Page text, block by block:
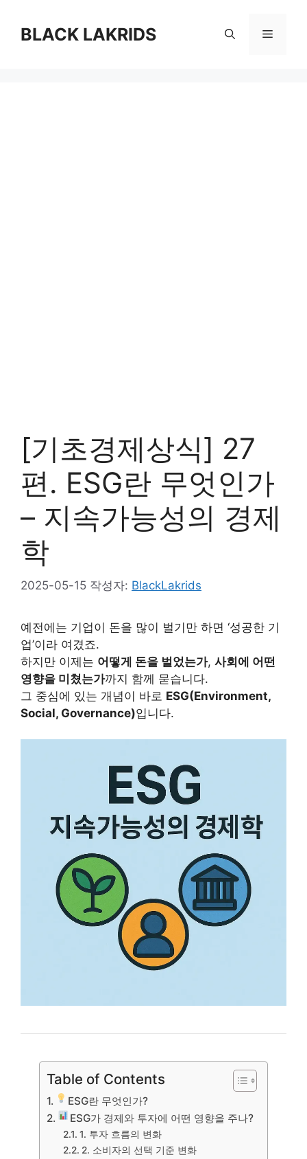
BLACK LAKRIDS 메
[기초경제상식] 27
편. ESG란 무엇인가
– 지속가능성의 경제
학
2025-05-15 작성자: BlackLakrids
예전에는 기업이 돈을 많이 벌기만 하면 ‘성공한 기
업’이라 여겼죠.
하지만 이제는 어떻게 돈을 벌었는가, 사회에 어떤
영향을 미쳤는가까지 함께 묻습니다.
그 중심에 있는 개념이 바로 ESG(Environment,
Social, Governance)입니다.
Table of Contents
ESG란 무엇인가?
ESG가 경제와 투자에 어떤 영향을 주나?
1. 투자 흐름의 변화
2. 소비자의 선택 기준 변화